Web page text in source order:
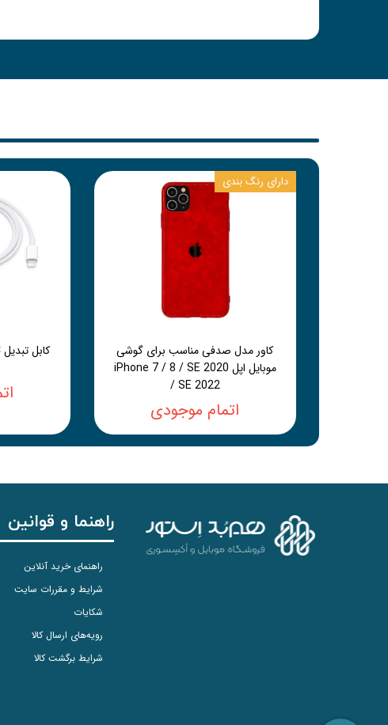
کاور مدل صدفی مناسب برای گوشی
موبایل اپل iPhone 7 / 8 / SE 2020
/ SE 2022
اتمام موجودی
دارای رنگ بندی
راهنما و قوانین
راهنمای خرید آنلاین
شرایط و مقررات سایت
شکایات
رویه‌های ارسال کالا
شرایط برگشت کالا